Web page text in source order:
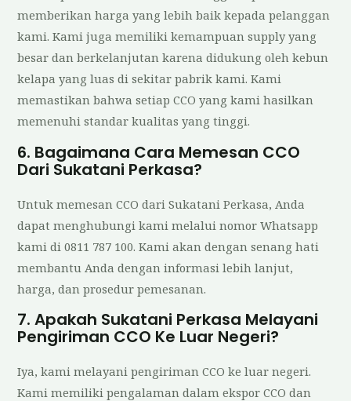
memberikan harga yang lebih baik kepada pelanggan
kami. Kami juga memiliki kemampuan supply yang
besar dan berkelanjutan karena didukung oleh kebun
kelapa yang luas di sekitar pabrik kami. Kami
memastikan bahwa setiap CCO yang kami hasilkan
memenuhi standar kualitas yang tinggi.
6. Bagaimana Cara Memesan CCO
Dari Sukatani Perkasa?
Untuk memesan CCO dari Sukatani Perkasa, Anda
dapat menghubungi kami melalui nomor Whatsapp
kami di 0811 787 100. Kami akan dengan senang hati
membantu Anda dengan informasi lebih lanjut,
harga, dan prosedur pemesanan.
7. Apakah Sukatani Perkasa Melayani
Pengiriman CCO Ke Luar Negeri?
Iya, kami melayani pengiriman CCO ke luar negeri.
Kami memiliki pengalaman dalam ekspor CCO dan